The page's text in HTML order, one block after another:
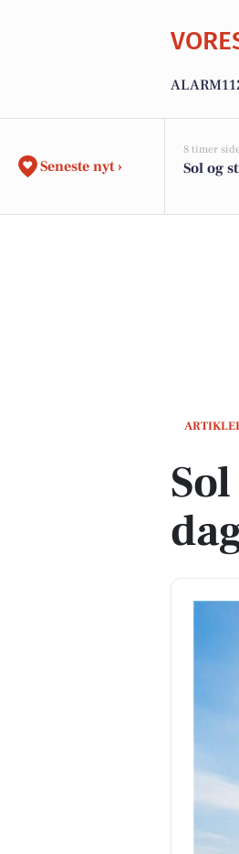
Seneste nyt ›
8 timer
Sol og
Sol